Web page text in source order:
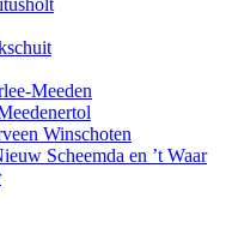
Meeden
Winschoten
Scheemda en ’t Waar